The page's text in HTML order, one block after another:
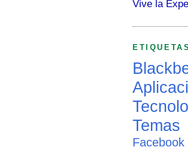
Vive la
ETIQUETAS
Temas
Facebook